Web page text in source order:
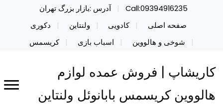
Call:09394916235
آدرس :بازار بزرگ تهران
صفحه اصلی
کادویی ولنتاین
دکوری
شوخی و هالووین
اسباب بازی کریسمس
کاریشاپ | فروش عمده لوازم
هالووین کریسمس بابانوئل ولنتاین